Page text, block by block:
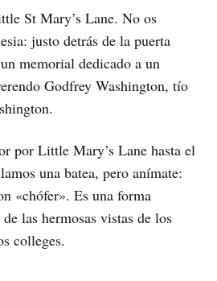
St Mary’s Lane. No os
justo detrás de la puerta
memorial dedicado a un
Godfrey Washington, tío
por Little Mary’s Lane hasta el
una batea, pero anímate:
«chófer». Es una forma
las hermosas vistas de los
colleges.